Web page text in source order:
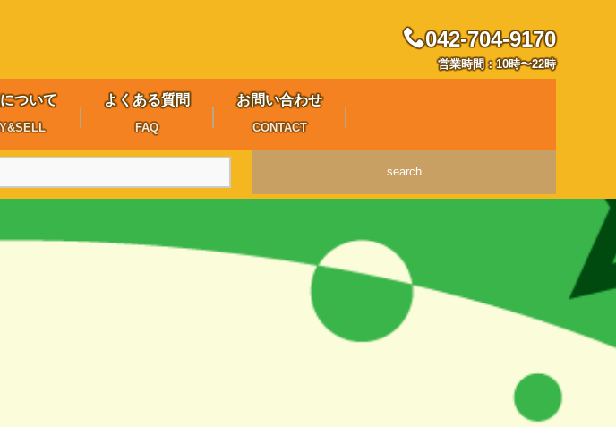
042-704-9170
営業時間：10時〜22時
ついて よくある質問
FAQ
お問い合わせ
CONTACT
search